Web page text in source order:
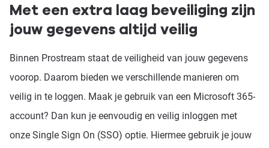
Met een extra laag beveiliging zijn
jouw gegevens altijd veilig
Binnen Prostream staat de veiligheid van jouw gegevens
voorop. Daarom bieden we verschillende manieren om
veilig in te loggen. Maak je gebruik van een Microsoft 365-
account? Dan kun je eenvoudig en veilig inloggen met
onze Single Sign On (SSO) optie. Hiermee gebruik je jouw